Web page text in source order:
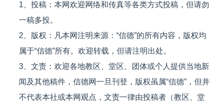
1、投稿：本网欢迎网络和传真等各类方式投稿，但请勿
一稿多投。
2、版权：凡本网注明来源：“信德”的所有内容，版权均
属于“信德”所有。欢迎转载，但请注明出处。
3、文责：欢迎各地教区、堂区、团体或个人提供当地新
闻及其他稿件，信德网一旦刊登，版权虽属“信德”，但并
不代表本社或本网观点，文责一律由投稿者（教区、堂